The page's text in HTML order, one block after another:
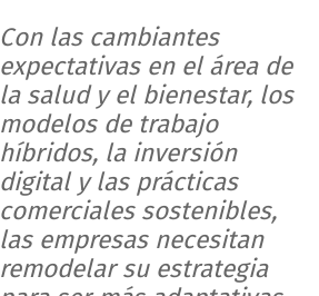
Con las cambiantes
expectativas en el área de
la salud y el bienestar, los
modelos de trabajo
híbridos, la inversión
digital y las prácticas
comerciales sostenibles,
las empresas necesitan
remodelar su estrategia